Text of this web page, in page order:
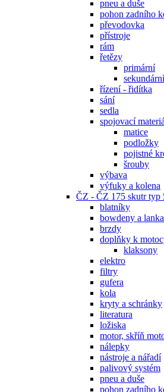
pneu a duše
pohon zadního
převodovka
přístroje
rám
řetězy
primární
sekundární
řízení - řidítka
sání
sedla
spojovací
matice
podložky
pojistné
šrouby
výbava
výfuky a kolena
ČZ - ČZ 175 skutr typ
blatníky
bowdeny a lanka
brzdy
doplňky k
klaksony
elektro
filtry
gufera
kola
kryty a schránky
literatura
ložiska
motor, skříň
nálepky
nástroje a nářadí
palivový systém
pneu a duše
pohon zadního